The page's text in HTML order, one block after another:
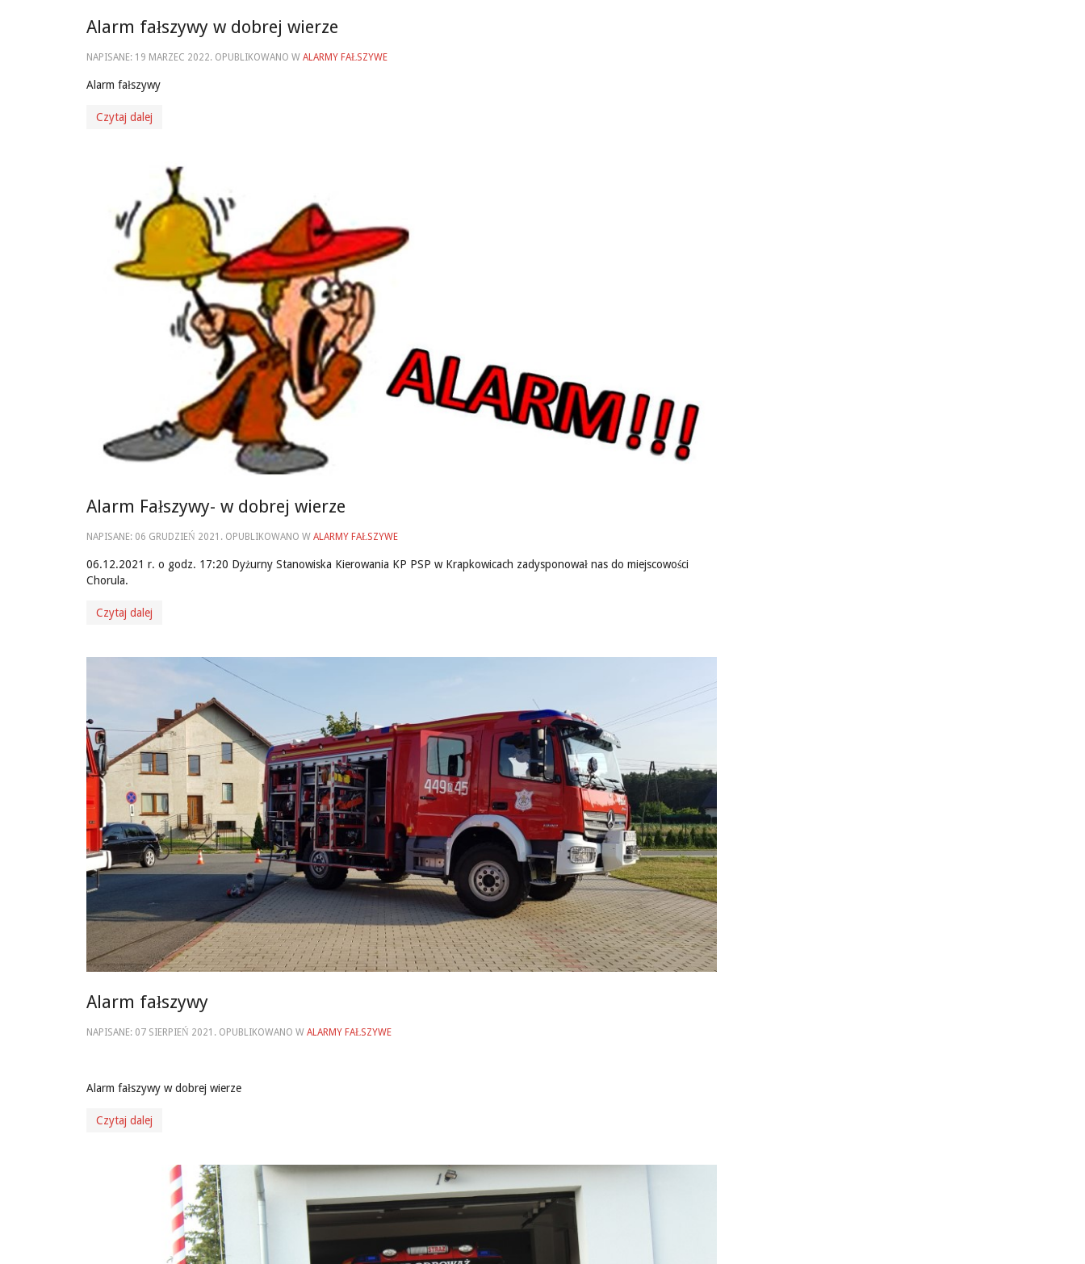
Alarm fałszywy w dobrej wierze
NAPISANE: 19 MARZEC 2022. OPUBLIKOWANO W ALARMY FAŁSZYWE
Alarm fałszywy
Czytaj dalej
Alarm Fałszywy- w dobrej wierze
NAPISANE: 06 GRUDZIEŃ 2021 . OPUBLIKOWANO W ALARMY FAŁSZYWE
06.12.2021 r. o godz. 17:20 Dyżurny Stanowiska Kierowania KP PSP w Krapkowicach zadysponował nas do miejscowości
Chorula.
Czytaj dalej
Alarm fałszywy
NAPISANE: 07 SIERPIEŃ 2021 . OPUBLIKOWANO W ALARMY FAŁSZYWE
Alarm fałszywy w dobrej wierze
Czytaj dalej